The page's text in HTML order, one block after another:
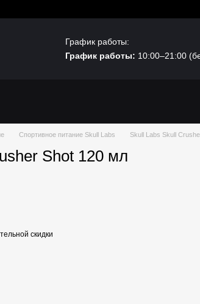
График работы:
График работы: 10:00–21:00
Спортивное питание Skull Labs Skull Labs Skull
Shot 120 мл
скидки